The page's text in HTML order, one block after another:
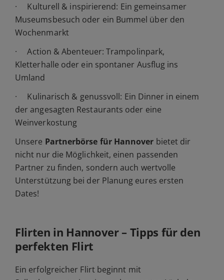
· Kulturell & inspirierend: Ein gemeinsamer
Museumsbesuch oder ein Bummel über den
Wochenmarkt
· Action & Abenteuer: Trampolinpark,
Kletterhalle oder ein spontaner Ausflug ins
Umland
· Kulinarisch & genussvoll: Ein Dinner in einem
der angesagten Restaurants oder eine
Weinverkostung
Unsere Partnerbörse für Hannover bietet dir
nicht nur die Möglichkeit, einen passenden
Partner zu finden, sondern auch wertvolle
Unterstützung bei der Planung eures ersten
Dates!
Flirten in Hannover – Tipps für den
perfekten Flirt
Ein erfolgreicher Flirt beginnt mit